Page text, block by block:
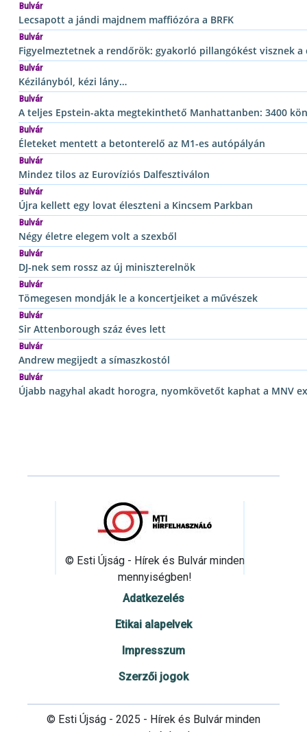
Bulvár
Lecsapott a jándi majdnem maffiózóra a BRFK
Bulvár
Figyelmeztetnek a rendőrök: gyakorló pillangókést visznek a
Bulvár
Kézilányból, kézi lány…
Bulvár
A teljes Epstein-akta megtekinthető Manhattanben: 3400
Bulvár
Életeket mentett a betonterelő az M1-es autópályán
Bulvár
Mindez tilos az Eurovíziós Dalfesztiválon
Bulvár
Újra kellett egy lovat éleszteni a Kincsem Parkban
Bulvár
Négy életre elegem volt a szexből
Bulvár
DJ-nek sem rossz az új miniszterelnök
Bulvár
Tömegesen mondják le a koncertjeiket a művészek
Bulvár
Sir Attenborough száz éves lett
Bulvár
Andrew megijedt a símaszkostól
Bulvár
Újabb nagyhal akadt horogra, nyomkövetőt kaphat a MNV
© Esti Újság - Hírek és Bulvár minden
mennyiségben!
Adatkezelés
Etikai alapelvek
Impresszum
Szerzői jogok
© Esti Újság - 2025 - Hírek és Bulvár minden